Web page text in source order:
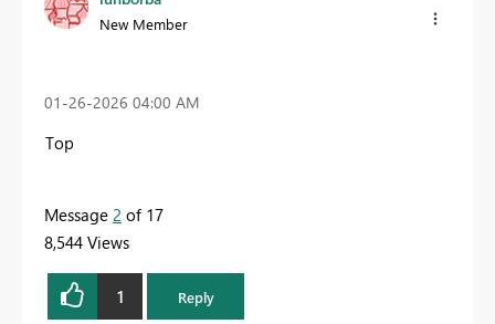
New Member
‎01-26-2026 04:00 AM
Top
Message 2 of 17
8,544 Views
1 Reply